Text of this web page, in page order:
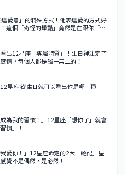
愛意」的特殊方式！他表達愛的方式好
這個「奇怪的舉動」竟然是在跟你「示
出12星座「專屬特質」！生日裡注定了
情，每個人都是獨一無二的！
星座 從生日就可以看出你是哪一種
成為我的習慣！」12星座「想你了」就會
慣」！
我愛你！」12星座命定的2大「絕配」星
覺不是偶然，是必然！